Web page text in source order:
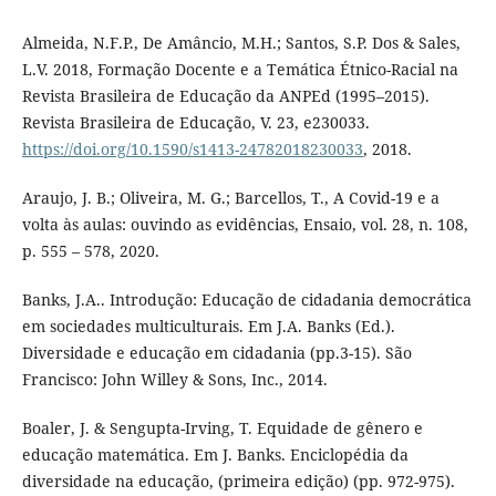
Almeida, N.F.P., De Amâncio, M.H.; Santos, S.P. Dos & Sales,
L.V. 2018, Formação Docente e a Temática Étnico-Racial na
Revista Brasileira de Educação da ANPEd (1995–2015).
Revista Brasileira de Educação, V. 23, e230033.
https://doi.org/10.1590/s1413-24782018230033, 2018.
Araujo, J. B.; Oliveira, M. G.; Barcellos, T., A Covid-19 e a
volta às aulas: ouvindo as evidências, Ensaio, vol. 28, n. 108,
p. 555 – 578, 2020.
Banks, J.A.. Introdução: Educação de cidadania democrática
em sociedades multiculturais. Em J.A. Banks (Ed.).
Diversidade e educação em cidadania (pp.3-15). São
Francisco: John Willey & Sons, Inc., 2014.
Boaler, J. & Sengupta-Irving, T. Equidade de gênero e
educação matemática. Em J. Banks. Enciclopédia da
diversidade na educação, (primeira edição) (pp. 972-975).